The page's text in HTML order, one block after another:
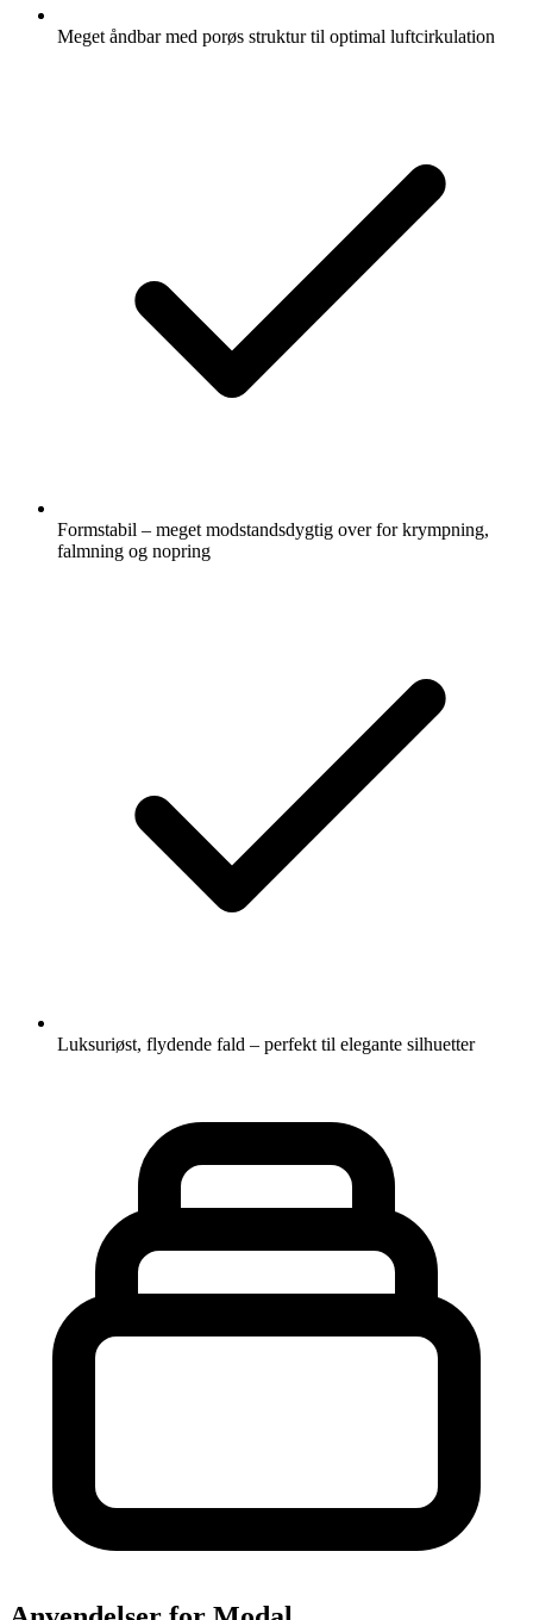
Meget åndbar med porøs struktur til optimal luftcirkulation
Formstabil – meget modstandsdygtig over for krympning,
falmning og nopring
Luksuriøst, flydende fald – perfekt til elegante silhuetter